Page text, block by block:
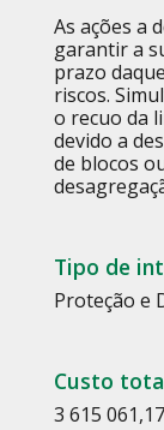
As ações a
garantir a
prazo
riscos.
o recuo da
devido a
de blocos
Tipo de
Proteção e
Custo
3 615 061,17